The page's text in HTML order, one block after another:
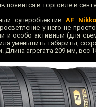
появится в торговле в
суперобъектив AF
у него не
особо активный (для
уменьшить габариты,
агрегата 209 мм, вес